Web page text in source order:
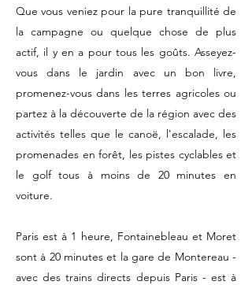
Que vous veniez pour la pure tranquillité de
la campagne ou quelque chose de plus
actif, il y en a pour tous les goûts. Asseyez-
vous dans le jardin avec un bon livre,
promenez-vous dans les terres agricoles ou
partez à la découverte de la région avec des
activités telles que le canoë, l'escalade, les
promenades en forêt, les pistes cyclables et
le golf tous à moins de 20 minutes en
voiture.
Paris est à 1 heure, Fontainebleau et Moret
sont à 20 minutes et la gare de Montereau -
avec des trains directs depuis Paris - est à